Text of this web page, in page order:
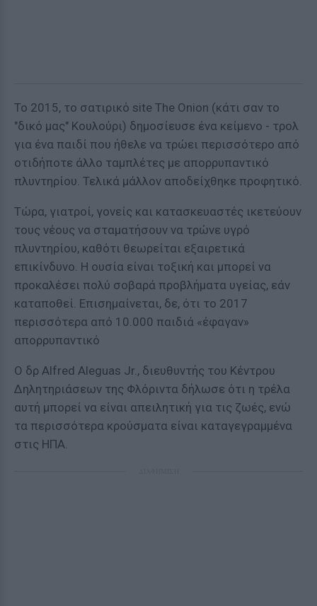
Το 2015, το σατιρικό site The Onion (κάτι σαν το
"δικό μας" Κουλούρι) δημοσίευσε ένα κείμενο - τρολ
για ένα παιδί που ήθελε να τρώει περισσότερο από
οτιδήποτε άλλο ταμπλέτες με απορρυπαντικό
πλυντηρίου. Τελικά μάλλον αποδείχθηκε προφητικό.
Τώρα, γιατροί, γονείς και κατασκευαστές ικετεύουν
τους νέους να σταματήσουν να τρώνε υγρό
πλυντηρίου, καθότι θεωρείται εξαιρετικά
επικίνδυνο. Η ουσία είναι τοξική και μπορεί να
προκαλέσει πολύ σοβαρά προβλήματα υγείας, εάν
καταποθεί. Επισημαίνεται, δε, ότι το 2017
περισσότερα από 10.000 παιδιά «έφαγαν»
απορρυπαντικό
Ο δρ Alfred Aleguas Jr., διευθυντής του Κέντρου
Δηλητηριάσεων της Φλόριντα δήλωσε ότι η τρέλα
αυτή μπορεί να είναι απειλητική για τις ζωές, ενώ
τα περισσότερα κρούσματα είναι καταγεγραμμένα
στις ΗΠΑ.